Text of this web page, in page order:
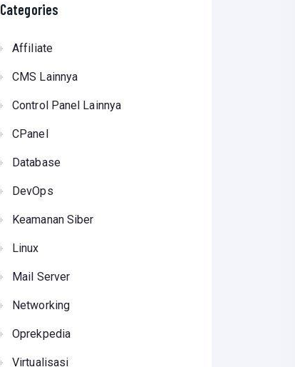
Categories
Affiliate
CMS Lainnya
Control Panel Lainnya
CPanel
Database
DevOps
Keamanan Siber
Linux
Mail Server
Networking
Oprekpedia
Virtualisasi